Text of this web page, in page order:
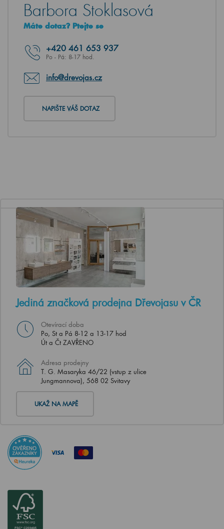
Barbora Stoklasová
Máte dotaz? Ptejte se
+420 461 653 937
Po - Pá: 8-17 hod.
info@drevojas.cz
NAPIŠTE VÁŠ DOTAZ
Jediná značková prodejna Dřevojasu v ČR
Otevírací doba
Po, St a Pá 8-12 a 13-17 hod
Út a Čt ZAVŘENO
Adresa prodejny
T. G. Masaryka 46/22 (vstup z ulice
Jungmannova), 568 02 Svitavy
UKAŽ NA MAPĚ